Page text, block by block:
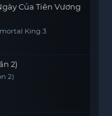
Của Tiên Vương
King 3
2)
2)